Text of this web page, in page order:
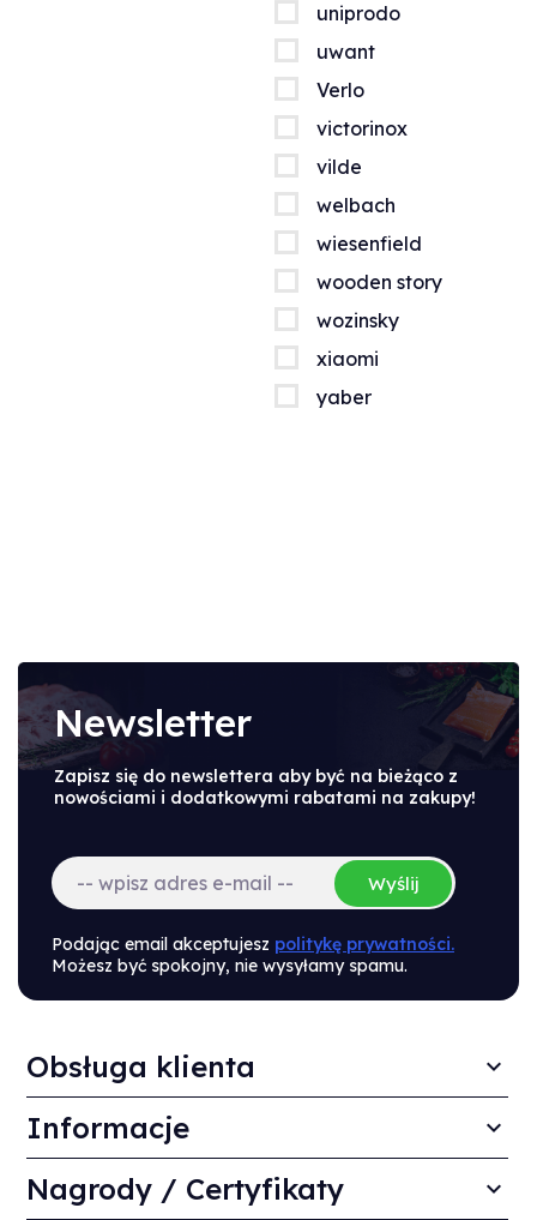
uniprodo
uwant
Verlo
victorinox
vilde
welbach
wiesenfield
wooden story
wozinsky
xiaomi
yaber
Newsletter
Zapisz się do newslettera aby być na bieżąco z
nowościami i dodatkowymi rabatami na zakupy!
Wyślij
Podając email akceptujesz politykę prywatności.
Możesz być spokojny, nie wysyłamy spamu.
Obsługa klienta
Informacje
Nagrody / Certyfikaty